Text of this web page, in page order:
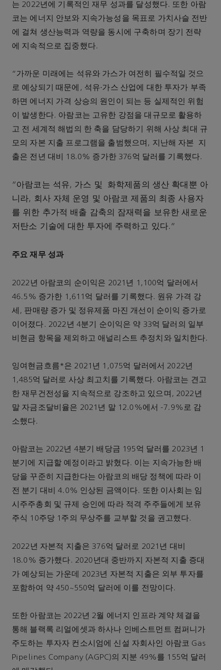
는 2022년에 기록적인 재무 성과를 달성했다. 또한 아람
코는 에너지 안보와 지속가능성을 목표로 가치사슬 전반
에 걸쳐 생산능력과 역량을 동시에 구축하며 장기 전략
에 지속적으로 집중했다.
“가까운 미래에는 석유와 가스가 여전히 필수적일 것으
로 예상되기 때문에, 석유∙가스 산업에 대한 투자가 부족
하면 에너지 가격 상승의 원인이 되는 등 실제적인 위험
이 발생한다. 아람코는 고유한 강점을 대규모로 활용하
고 전 세계적 해법의 한 축을 담당하기 위해 사상 최대 규
모의 자본 지출 프로그램을 출범했으며, 지난해 자본 지
출은 전년 대비 18.0% 증가한 376억 달러를 기록했다.
“아람코는 석유, 가스 및 화학제품의 생산 확대뿐 아
니라, 회사 자체 운영 및 아람코 제품의 최종 사용자
를 위한 추가적 배출 감축의 잠재력을 보유한 새로운
저탄소 기술에 대한 투자에 주력하고 있다.”
주요 재무 성과
2022년 아람코의 순이익은 2021년 1,100억 달러에서
46.5% 증가한 1,611억 달러를 기록했다. 원유 가격 강
세, 판매량 증가 및 정유제품 마진 개선이 순이익 증가로
이어졌다. 2022년 4분기 순이익은 약 33억 달러의 일부
비현금 항목을 제외하고 애널리스트 추정치와 일치한다.
잉여현금흐름*은 2021년 1,075억 달러에서 2022년
1,485억 달러로 사상 최고치를 기록했다. 아람코는 견고
한 재무건전성을 지속적으로 강조하고 있으며, 2022년
말 자금조달비율은 2021년 말 12.0%에서 -7.9%로 감
소했다.
아람코는 2022년 4분기 배당금 195억 달러를 2023년 1
분기에 지급할 예정이라고 밝혔다. 이는 지속가능한 배
당을 꾸준히 지급한다는 아람코의 배당 정책에 따라 이
전 분기 대비 4.0% 인상된 금액이다. 또한 이사회는 임
시주주총회 및 규제 승인에 따라 적격 주주들에게 보유
주식 10주당 1주의 무상주를 교부할 것을 권고했다.
2022년 자본적 지출은 376억 달러로 2021년 대비
18.0% 증가했다. 2020년대 중반까지 자본적 지출 증대
가 예상되는 가운데 2023년 자본적 지출은 외부 투자를
포함하여 약 450~550억 달러에 이를 전망이다.
또한 아람코는 2022년 2월 에너지 인프라 계약 체결을
통해 블랙록 리얼에셋과 하사나 인베스트먼트 컴퍼니가
주도하는 투자자 컨소시엄에 신설 자회사인 아람코 Gas
Pipelines Company (AGPC)의 지분 49%를 155억 달러